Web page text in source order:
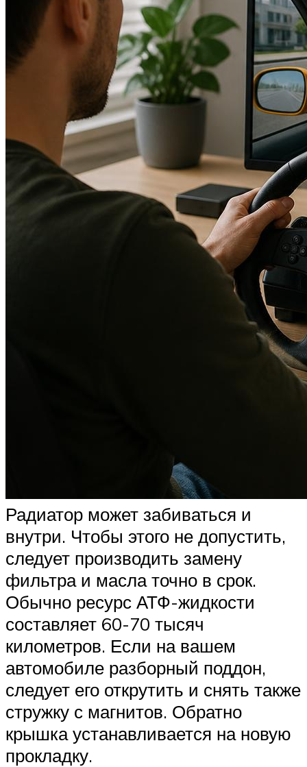
Радиатор может забиваться и
внутри. Чтобы этого не допустить,
следует производить замену
фильтра и масла точно в срок.
Обычно ресурс АТФ-жидкости
составляет 60-70 тысяч
километров. Если на вашем
автомобиле разборный поддон,
следует его открутить и снять также
стружку с магнитов. Обратно
крышка устанавливается на новую
прокладку.